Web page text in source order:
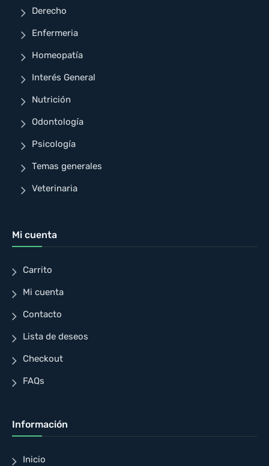
Derecho
Enfermeria
Homeopatía
Interés General
Nutrición
Odontología
Psicología
Temas generales
Veterinaria
Mi cuenta
Carrito
Mi cuenta
Contacto
Lista de deseos
Checkout
FAQs
Información
Inicio